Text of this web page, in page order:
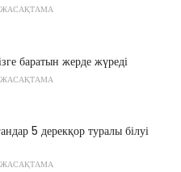
баратын жерде жүреді
5 дерекқор туралы білуі